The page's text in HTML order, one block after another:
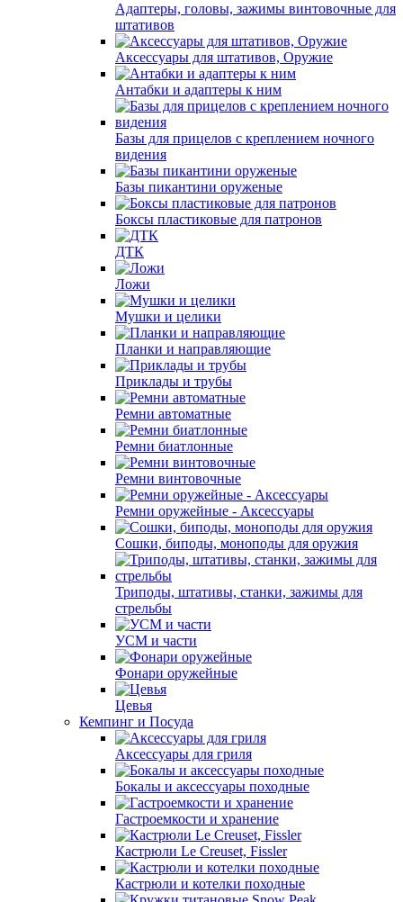
Адаптеры, головы, зажимы винтовочные для
штативов
Аксессуары для штативов, Оружие
Антабки и адаптеры к ним
Базы для прицелов с креплением ночного
видения
Базы пикантини оруженые
Боксы пластиковые для патронов
ДТК
Ложи
Мушки и целики
Планки и направляющие
Приклады и трубы
Ремни автоматные
Ремни биатлонные
Ремни винтовочные
Ремни оружейные - Аксессуары
Сошки, биподы, моноподы для оружия
Триподы, штативы, станки, зажимы для
стрельбы
УСМ и части
Фонари оружейные
Цевья
Кемпинг и Посуда
Аксессуары для гриля
Бокалы и аксессуары походные
Гастроемкости и хранение
Кастрюли Le Creuset, Fissler
Кастрюли и котелки походные